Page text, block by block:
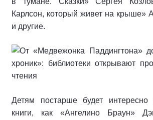
Карлсон, который живет на крыше»
и другие.
Детям постарше будет интересно
книги, как «Ангелино Браун»